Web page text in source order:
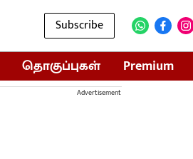
Subscribe
தொகுப்புகள் Premium
Advertisement